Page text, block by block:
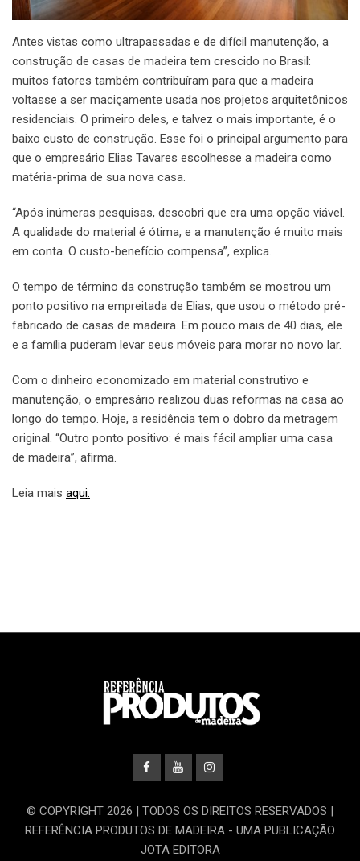
Antes vistas como ultrapassadas e de difícil manutenção, a
construção de casas de madeira tem crescido no Brasil:
muitos fatores também contribuíram para que a madeira
voltasse a ser maciçamente usada nos projetos arquitetônicos
residenciais. O primeiro deles, e talvez o mais importante, é o
baixo custo de construção. Esse foi o principal argumento para
que o empresário Elias Tavares escolhesse a madeira como
matéria-prima de sua nova casa.
“Após inúmeras pesquisas, descobri que era uma opção viável.
A qualidade do material é ótima, e a manutenção é muito mais
em conta. O custo-benefício compensa”, explica.
O tempo de término da construção também se mostrou um
ponto positivo na empreitada de Elias, que usou o método pré-
fabricado de casas de madeira. Em pouco mais de 40 dias, ele
e a família puderam levar seus móveis para morar no novo lar.
Com o dinheiro economizado em material construtivo e
manutenção, o empresário realizou duas reformas na casa ao
longo do tempo. Hoje, a residência tem o dobro da metragem
original. “Outro ponto positivo: é mais fácil ampliar uma casa
de madeira”, afirma.
Leia mais aqui.
© COPYRIGHT 2026 | TODOS OS DIREITOS RESERVADOS |
REFERÊNCIA PRODUTOS DE MADEIRA - UMA PUBLICAÇÃO
JOTA EDITORA